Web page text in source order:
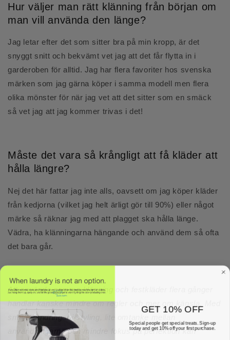
Hur väljer man rätt klänning från början om
man vill använda den länge?
Jag letar efter det som sitter bra på min kropp, är det
snyggt snitt och bekvämt vet jag att det får flytta in i
garderoben för alltid. Jag har flera favoriter hos svenska
märken som jag gärna köper i samma modell men flera
olika mönster för när jag vet att det sitter som en smäck
så vet jag att jag kommer trivas i det!
Måste det vara så krångligt att få kläder att
hålla längre?
Nej det här fattar jag inte alls, oavsett om jag köper kläder
från kedjorna (vilket jag helt ärligt gör till 90%) eller något
märke så räknar jag med att plagget ska hålla länge.
Vädra, ha klänningarna hängande och använd dem så ofta
det bara går.
Att använda samma klänning och festkläder flera gånger
handlar kanske mindre om regler och mer om känsla. Med
små förändringar i styling, lite omtanke mellan
användningarna och mindre fokus på perfektion kan
GET 10% OFF
Special people get special treats. Sign-up
today and get 10% off your first purchase.